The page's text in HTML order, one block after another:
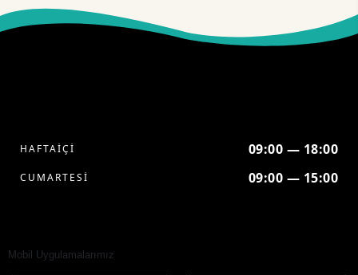
HAFTAİÇİ 09:00 — 18:00
CUMARTESİ 09:00 — 15:00
Mobil Uygulamalarımız